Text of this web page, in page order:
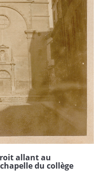
allant au
du collège